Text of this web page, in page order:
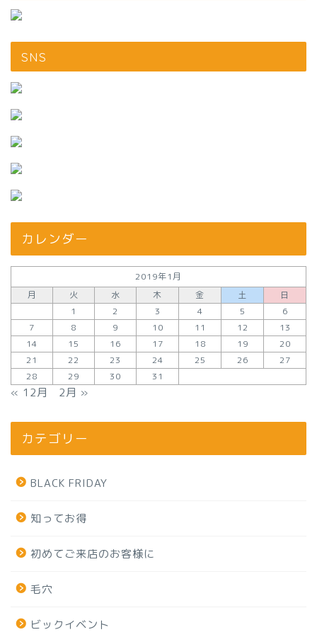
SNS
カレンダー
2019年1月
月
火 水 木 金 土
日
1
2 3 4 5
6
7
8 9 10 11 12
13
14
15 16 17 18 19
20
21
22 23 24 25 26
27
28
29 30 31
« 12月 2月 »
カテゴリー
BLACK FRIDAY
知ってお得
初めてご来店のお客様に
毛穴
ビックイベント